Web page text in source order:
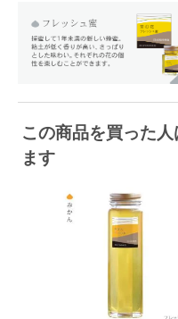
この商品を買った
ます